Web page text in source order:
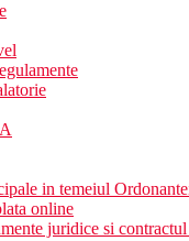
joaca
pentru persoane cu
trezire
in temeiul
online
juridice si